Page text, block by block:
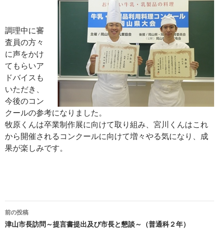
調理中に審
査員の方々
に声をかけ
てもらいア
ドバイスも
いただき、
今後のコン
クールの参考になりました。
牧原くんは卒業制作展に向けて取り組み、宮川くんはこれ
から開催されるコンクールに向けて増々やる気になり、成
果が楽しみです。
投
前の投稿
津山市長訪問～提言書提出及び市長と懇談～（普通科２年）